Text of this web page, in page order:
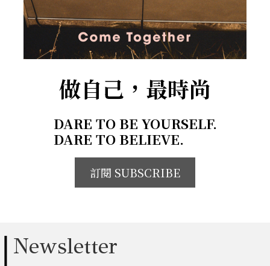
做自己，最時尚
DARE TO BE YOURSELF.
DARE TO BELIEVE.
訂閱 SUBSCRIBE
Newsletter